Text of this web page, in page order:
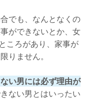
でも、なんとなくの
ができないとか、女
ころがあり、家事が
りません。
い男には必ず理由が
ない男とはいったい